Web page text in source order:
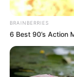
BRAINBERRIES
6 Best 90’s Action